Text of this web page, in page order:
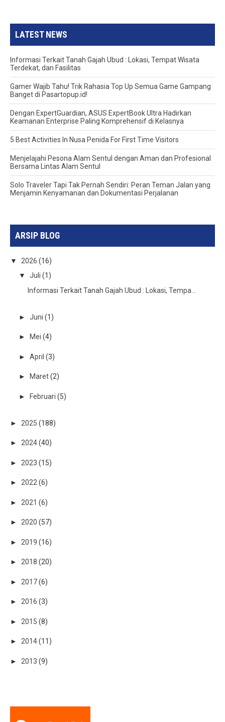
LATEST NEWS
Informasi Terkait Tanah Gajah Ubud : Lokasi, Tempat Wisata
Terdekat, dan Fasilitas
Gamer Wajib Tahu! Trik Rahasia Top Up Semua Game Gampang
Banget di Pasartopup.id!
Dengan ExpertGuardian, ASUS ExpertBook Ultra Hadirkan
Keamanan Enterprise Paling Komprehensif di Kelasnya
5 Best Activities In Nusa Penida For First Time Visitors
Menjelajahi Pesona Alam Sentul dengan Aman dan Profesional
Bersama Lintas Alam Sentul
Solo Traveler Tapi Tak Pernah Sendiri: Peran Teman Jalan yang
Menjamin Kenyamanan dan Dokumentasi Perjalanan
ARSIP BLOG
▼ 2026(16)
▼ Juli (1)
Informasi Terkait Tanah Gajah Ubud : Lokasi, Tempa...
► Juni (1)
► Mei (4)
► April (3)
► Maret(2)
► Februari (5)
► 2025(188)
► 2024(40)
► 2023(15)
► 2022(6)
► 2021(6)
► 2020(57)
► 2019(16)
► 2018(20)
► 2017(6)
► 2016(3)
► 2015(8)
► 2014(11)
► 2013(9)